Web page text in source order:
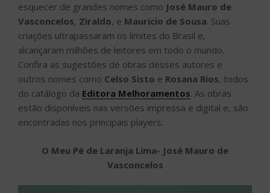
esquecer de grandes nomes como José Mauro de
Vasconcelos, Ziraldo, e Mauricio de Sousa. Suas
criações ultrapassaram os limites do Brasil e,
alcançaram milhões de leitores em todo o mundo.
Confira as sugestões de obras desses autores e
outros nomes como Celso Sisto e Rosana Rios, todos
do catálogo da Editora Melhoramentos. As obras
estão disponíveis nas versões impressa e digital e, são
encontradas nos principais players:
O Meu Pé de Laranja Lima- José Mauro de
Vasconcelos